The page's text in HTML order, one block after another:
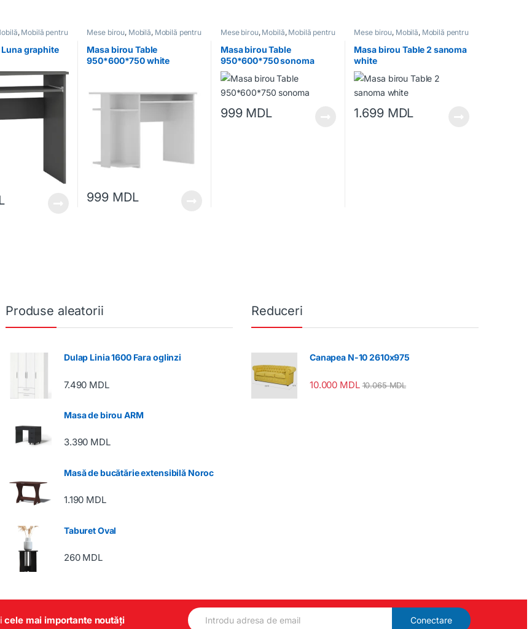
, Mobilă pentru
graphite
Mese birou, Mobilă, Mobilă pentru
Masa birou Table
950*600*750 white
999 MDL
Mese birou, Mobilă, Mobilă pentru
Masa birou Table
950*600*750 sonoma
999 MDL
Mese birou, Mobilă, Mobilă pentru
Masa birou Table 2 sanoma
white
1.699 MDL
Produse aleatorii
Dulap Linia 1600 Fara oglinzi
7.490 MDL
Masa de birou ARM
3.390 MDL
Masă de bucătărie extensibilă Noroc
1.190 MDL
Taburet Oval
260 MDL
Reduceri
Canapea N-10 2610x975
10.000 MDL 10.065MDL
cele mai importante noutăți
E
m
Conectare